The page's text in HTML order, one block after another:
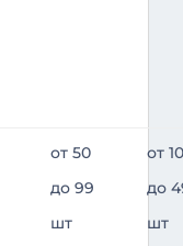
от 50
до 99
шт
от
до
шт